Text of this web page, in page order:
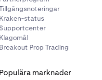
Använd Face ID för att
raderad. Du kan
till skärmen
Kraken-status
Klagomål
Breakout Prop Trading
Populära marknader